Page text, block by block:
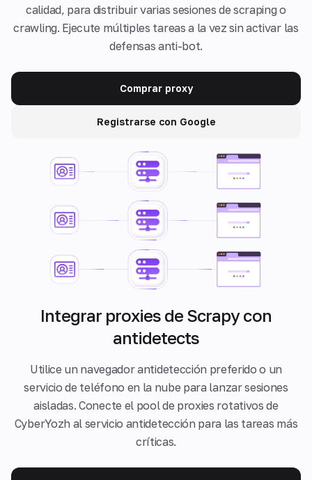
calidad, para distribuir varias sesiones de scraping o
crawling. Ejecute múltiples tareas a la vez sin activar las
defensas anti-bot.
Comprar proxy
Registrarse con Google
Integrar proxies de Scrapy con
antidetects
Utilice un navegador antidetección preferido o un
servicio de teléfono en la nube para lanzar sesiones
aisladas. Conecte el pool de proxies rotativos de
CyberYozh al servicio antidetección para las tareas más
críticas.